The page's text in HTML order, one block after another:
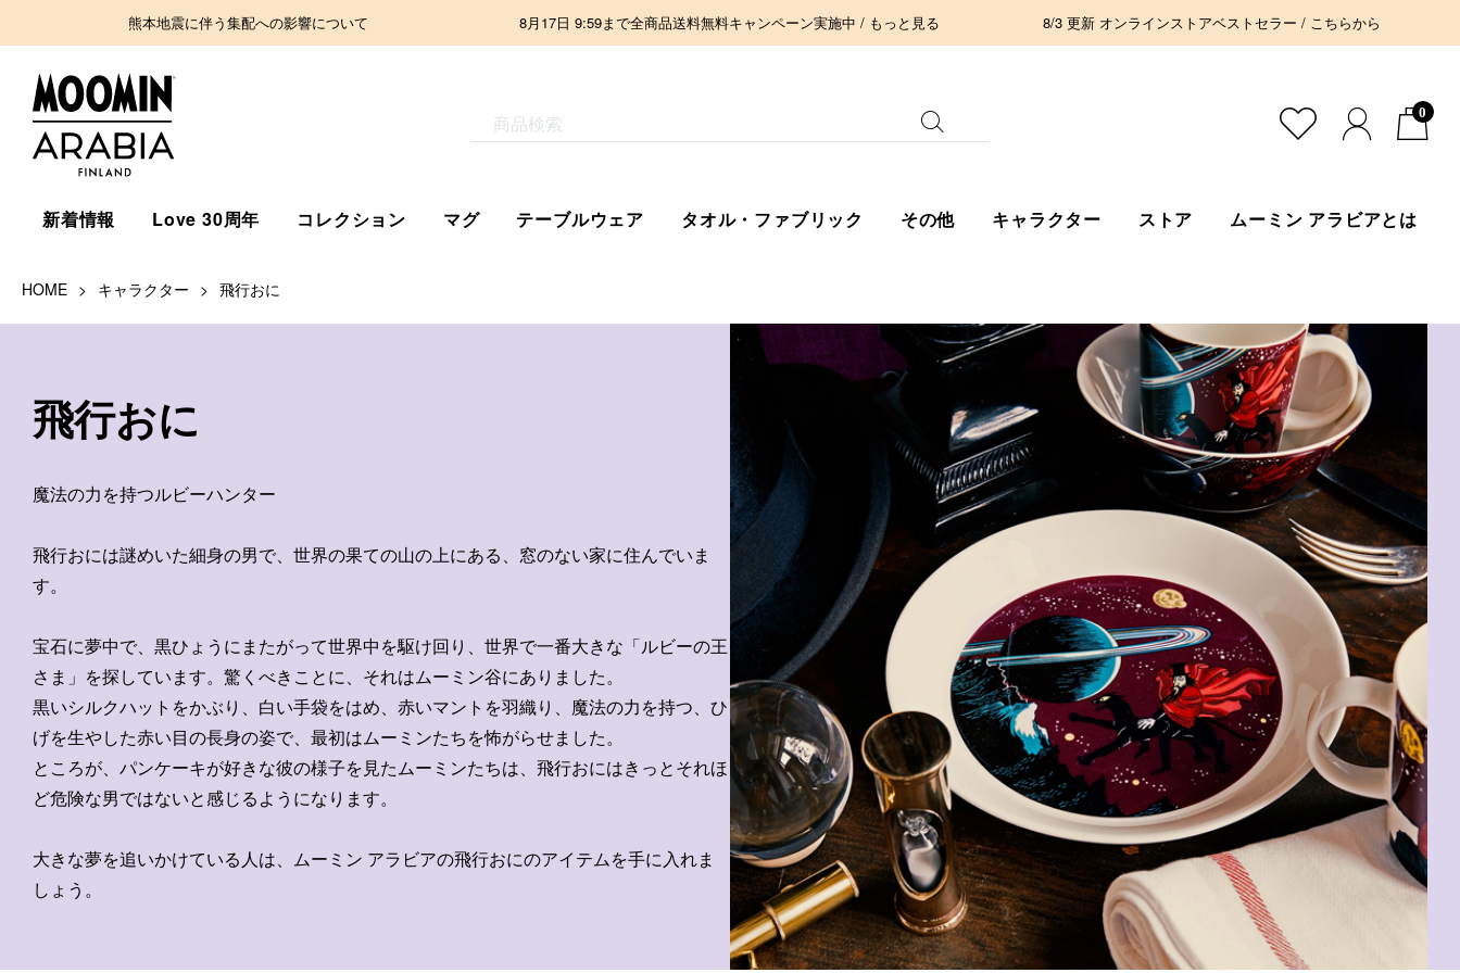
熊本地震に伴う集配への影響について 8月17日 9:59まで全商品送料無料キャンペーン実施中 / もっと見る 8/3 更新 オンラインストアベストセラー / こちらから
0
新着情報 Love 30周年 コレクション マグ テーブルウェア タオル・ファブリック その他 キャラクター ストア ムーミン アラビアとは
HOME キャラクター 飛行おに
飛行おに
魔法の力を持つルビーハンター
飛行おには謎めいた細身の男で、世界の果ての山の上にある、窓のない家に住んでいま
す。
宝石に夢中で、黒ひょうにまたがって世界中を駆け回り、世界で一番大きな「ルビーの王
さま」を探しています。驚くべきことに、それはムーミン谷にありました。
黒いシルクハットをかぶり、白い手袋をはめ、赤いマントを羽織り、魔法の力を持つ、ひ
げを生やした赤い目の長身の姿で、最初はムーミンたちを怖がらせました。
ところが、パンケーキが好きな彼の様子を見たムーミンたちは、飛行おにはきっとそれほ
ど危険な男ではないと感じるようになります。
大きな夢を追いかけている人は、ムーミン アラビアの飛行おにのアイテムを手に入れま
しょう。